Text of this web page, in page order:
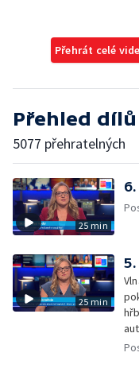
Přehrát celé
Přehled dílů
5077 přehratelných
25 min
25 min